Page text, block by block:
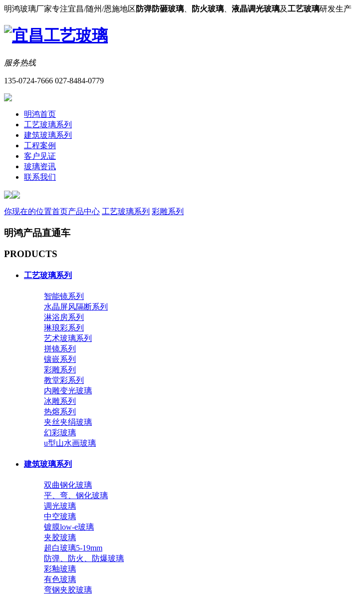
明鸿玻璃厂家专注宜昌/随州/恩施地区 防弹防砸玻璃 防火玻璃 液晶调光玻璃及工艺玻璃研发生产
服务热线
135-0724-7666 027-8484-0779
明鸿首页
工艺玻璃系列
建筑玻璃系列
工程案例
客户见证
玻璃资讯
联系我们
你现在的位置首页产品中心 工艺玻璃系列 彩雕系列
明鸿产品直通车
PRODUCTS
工艺玻璃系列
智能镜系列
水晶屏风隔断系列
淋浴房系列
琳琅彩系列
艺术玻璃系列
拼镜系列
镶嵌系列
彩雕系列
教堂彩系列
内雕变光玻璃
冰雕系列
热熔系列
夹丝夹绢玻璃
幻彩玻璃
u型山水画玻璃
建筑玻璃系列
双曲钢化玻璃
平、弯、钢化玻璃
调光玻璃
中空玻璃
镀膜low-e玻璃
夹胶玻璃
超白玻璃5-19mm
防弹、防火、防爆玻璃
彩釉玻璃
有色玻璃
弯钢夹胶玻璃